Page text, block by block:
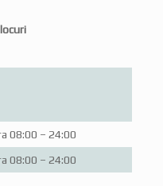
08:00 – 24:00
08:00 – 24:00